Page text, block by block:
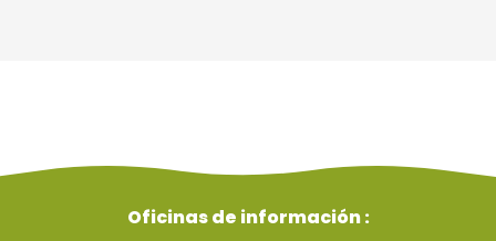
Oficinas de información :